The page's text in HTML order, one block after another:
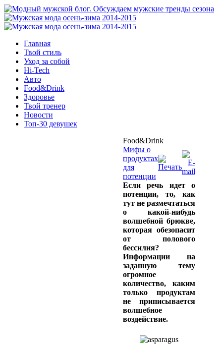
Главная
Твой стиль
Уход за собой
Hi-Tech
Авто
Food&Drink
Здоровье
Твой тренер
Новости
Топ-30 девушек
Food&Drink
Мифы о
продуктах
для
потенции
Если речь идет о
потенции, то, как
тут не размечтаться
о какой-нибудь
волшебной брюкве,
которая обезопасит
от полового
бессилия?
Информации на
заданную тему
огромное
количество, каким
только продуктам
не приписывается
волшебное
воздействие.